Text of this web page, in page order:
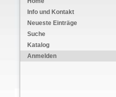
Info und Kontakt
Neueste Einträge
Suche
Katalog
Anmelden